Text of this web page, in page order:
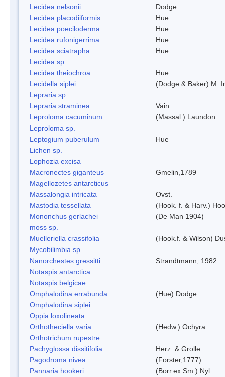
Lecidea nelsonii
Dodge
Lecidea placodiiformis
Hue
Lecidea poeciloderma
Hue
Lecidea rufonigerrima
Hue
Lecidea sciatrapha
Hue
Lecidea sp.
Lecidea theiochroa
Hue
Lecidella siplei
(Dodge & Baker) M.
Lepraria sp.
Lepraria straminea
Vain.
Leproloma cacuminum
(Massal.) Laundon
Leproloma sp.
Leptogium puberulum
Hue
Lichen sp.
Lophozia excisa
Macronectes giganteus
Gmelin,1789
Magellozetes antarcticus
Massalongia intricata
Ovst.
Mastodia tessellata
(Hook. f. & Harv.)
Mononchus gerlachei
(De Man 1904)
moss sp.
Muelleriella crassifolia
(Hook.f. & Wilson)
Mycobilimbia sp.
Nanorchestes gressitti
Strandtmann, 1982
Notaspis antarctica
Notaspis belgicae
Omphalodina errabunda
(Hue) Dodge
Omphalodina siplei
Oppia loxolineata
Orthotheciella varia
(Hedw.) Ochyra
Orthotrichum rupestre
Pachyglossa dissitifolia
Herz. & Grolle
Pagodroma nivea
(Forster,1777)
Pannaria hookeri
(Borr.ex Sm.) Nyl.